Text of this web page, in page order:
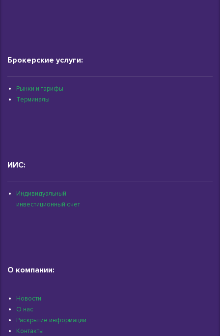
Брокерские услуги:
Рынки и тарифы
Терминалы
ИИС:
Индивидуальный
инвестиционный счет
О компании:
Новости
О нас
Раскрытие информации
Контакты